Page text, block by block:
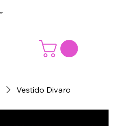
Vestido Divaro